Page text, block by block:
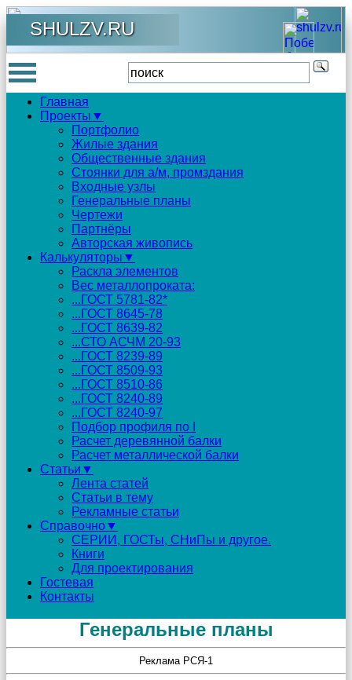
SHULZV.RU
Главная
Проекты▼
Портфолио
Жилые здания
Общественные здания
Стоянки для а/м, промздания
Входные узлы
Генеральные планы
Чертежи
Партнёры
Авторская живопись
Калькуляторы▼
Раскла элементов
Вес металлопроката:
...ГОСТ 5781-82*
...ГОСТ 8645-78
...ГОСТ 8639-82
...СТО АСЧМ 20-93
...ГОСТ 8239-89
...ГОСТ 8509-93
...ГОСТ 8510-86
...ГОСТ 8240-89
...ГОСТ 8240-97
Подбор профиля по I
Расчет деревянной балки
Расчет металлической балки
Статьи▼
Лента статей
Статьи в тему
Рекламные статьи
Справочно▼
СЕРИИ, ГОСТы, СНиПы и другое.
Книги
Для проектирования
Гостевая
Контакты
Генеральные планы
Реклама РСЯ-1